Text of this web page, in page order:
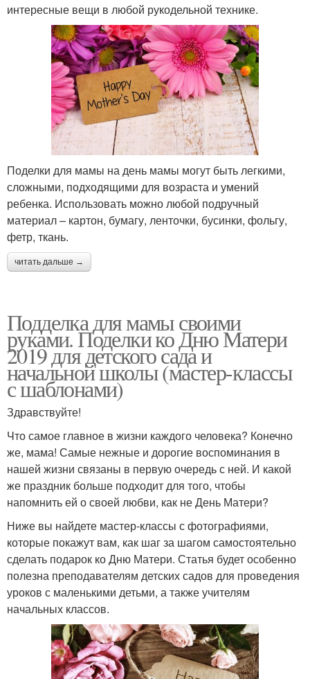
интересные вещи в любой рукодельной технике.
Поделки для мамы на день мамы могут быть легкими,
сложными, подходящими для возраста и умений
ребенка. Использовать можно любой подручный
материал – картон, бумагу, ленточки, бусинки, фольгу,
фетр, ткань.
читать дальше →
Подделка для мамы своими
руками. Поделки ко Дню Матери
2019 для детского сада и
начальной школы (мастер-классы
с шаблонами)
Здравствуйте!
Что самое главное в жизни каждого человека? Конечно
же, мама! Самые нежные и дорогие воспоминания в
нашей жизни связаны в первую очередь с ней. И какой
же праздник больше подходит для того, чтобы
напомнить ей о своей любви, как не День Матери?
Ниже вы найдете мастер-классы с фотографиями,
которые покажут вам, как шаг за шагом самостоятельно
сделать подарок ко Дню Матери. Статья будет особенно
полезна преподавателям детских садов для проведения
уроков с маленькими детьми, а также учителям
начальных классов.